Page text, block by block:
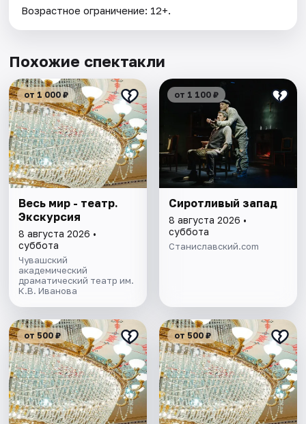
Возрастное ограничение: 12+.
Похожие спектакли
от 1 000 ₽
Весь мир - театр.
Экскурсия
8 августа 2026 •
суббота
Чувашский
академический
драматический театр им.
К.В. Иванова
от 1 100 ₽
Сиротливый запад
8 августа 2026 •
суббота
Станиславский.com
от 500 ₽ от 500 ₽